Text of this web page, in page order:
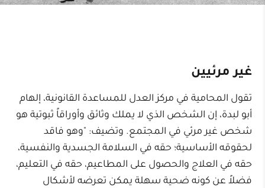
غير مرئيين
تقول المحامية في مركز العدل للمساعدة القانونية، إلهام
أبو لبدة، إن الشخص الذي لا يملك وثائق وأوراقاً ثبوتية هو
شخص غير مرئي في المجتمع. وتضيف: "وهو فاقد
لحقوقه الأساسية؛ حقه في السلامة الجسدية والنفسية،
حقه في العلاج والحصول على المطاعيم، حقه في التعليم،
فضلاً عن كونه ضحية سهلة يمكن تعرضه لأشكال